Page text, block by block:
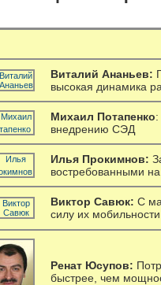
Виталий Ананьев:
высокая динамика
Михаил Потапенко
внедрению СЭД
Илья Прокимнов:
востребованными
Виктор Савюк: С
силу их мобильности
Ренат Юсупов:
быстрее, чем